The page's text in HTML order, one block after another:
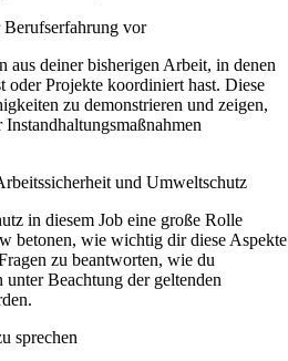
Berufserfahrung vor
aus deiner bisherigen Arbeit, in denen
oder Projekte koordiniert hast. Diese
zu demonstrieren und zeigen,
und Umweltschutz
in diesem Job eine große Rolle
betonen, wie wichtig dir diese Aspekte
zu beantworten, wie du
unter Beachtung der geltenden
sprechen